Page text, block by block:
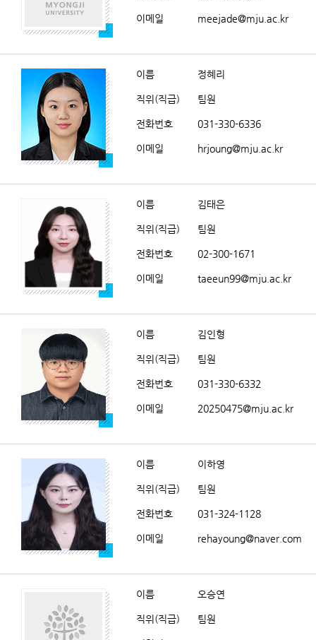
이메일 meejade@mju.ac.kr
이름 정혜리
직위(직급) 팀원
전화번호 031-330-6336
이메일 hrjoung@mju.ac.kr
이름 김태은
직위(직급) 팀원
전화번호 02-300-1671
이메일 taeeun99@mju.ac.kr
이름 김인형
직위(직급) 팀원
전화번호 031-330-6332
이메일 20250475@mju.ac.kr
이름 이하영
직위(직급) 팀원
전화번호 031-324-1128
이메일 rehayoung@naver.com
이름 오승연
직위(직급) 팀원